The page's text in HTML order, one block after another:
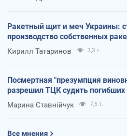
Ракетный щит и меч Украины:
производство собственных
Кирилл Татаринов 3,3 т.
Посмертная "презумпция
разрешил ТЦК судить
Марина Ставнійчук 7,5 т.
Все мнения